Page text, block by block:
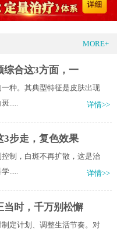
MORE+
综合这3方面，一
种。其典型特征是皮肤出现
.....
详情>>
3步走，复色效果
制，白斑不再扩散，这是治
.....
详情>>
当时，千万别松懈
定计划、调整生活节奏。对